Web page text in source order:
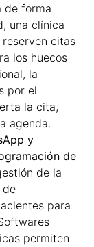
de forma
una clínica
citas
los huecos
la
por el
la cita,
agenda.
y
de
de la
de
para
permiten